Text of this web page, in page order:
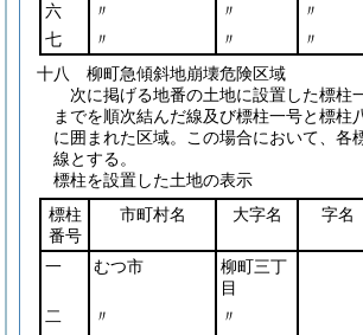
六
〃 〃 〃
七
〃 〃 〃
十八 柳町急傾斜地崩壊危険区域
次に掲げる地番の土地に設置した標柱
までを順次結んだ線及び標柱一号と標柱
に囲まれた区域。この場合において、各
線とする。
標柱を設置した土地の表示
標柱
番号
市町村名 大字名 字名
一 むつ市
柳町三丁
目
二 〃 〃